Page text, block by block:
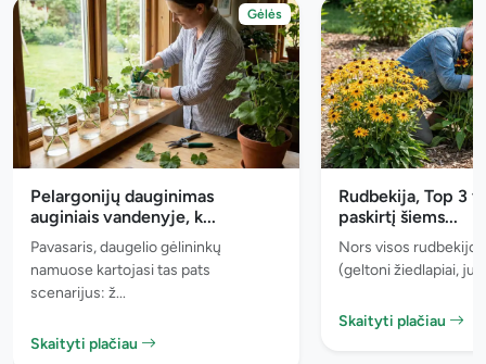
Gėlės
Pelargonijų dauginimas
auginiais vandenyje, k...
Pavasaris, daugelio gėlininkų
namuose kartojasi tas pats
scenarijus: ž...
Skaityti plačiau
Rudbekija, Top 3
paskirtį šiems...
Nors visos
(geltoni žiedlapiai,
Skaityti plačiau